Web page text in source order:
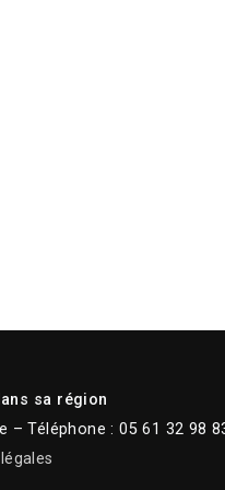
sa région
– Téléphone : 05 61 32 98